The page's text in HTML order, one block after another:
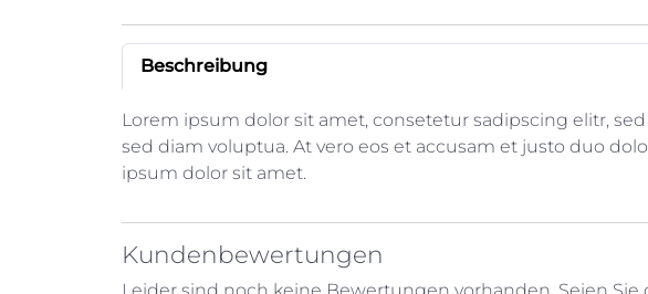
Beschreibung
Lorem ipsum dolor sit amet, consetetur sadipscing elitr,
sed diam voluptua. At vero eos et accusam et justo duo
ipsum dolor sit amet.
Kundenbewertungen